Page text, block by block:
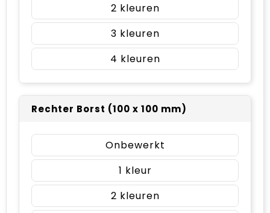
2
3
4
Rechter Borst (100 x 100 mm)
Onbewerkt
1
2